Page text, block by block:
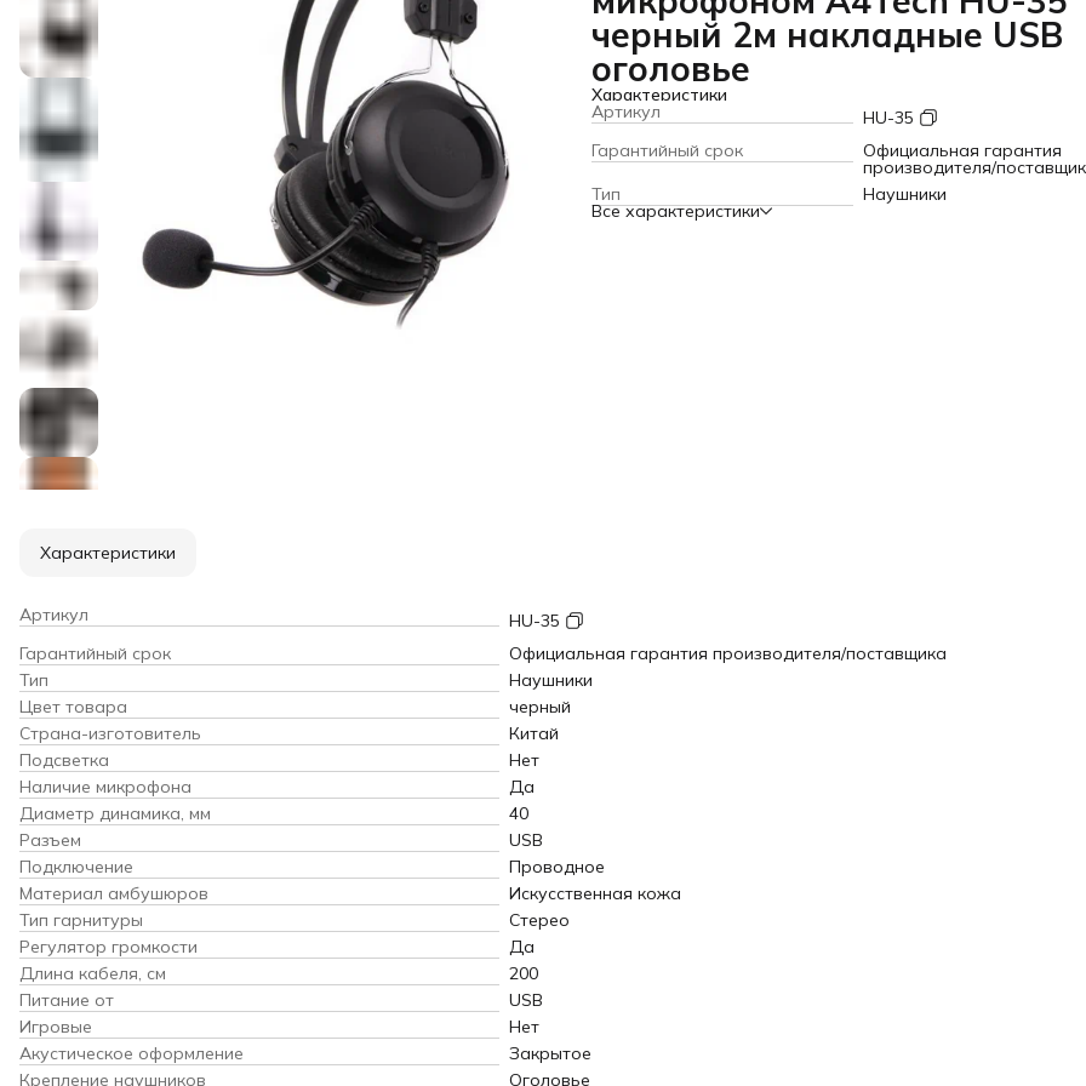
черный 2м накладные USB
оголовье
Характеристики
Артикул
HU-35
Гарантийный срок
Официальная гарантия
производителя/
Тип
Наушники
Все характеристики
Характеристики
Артикул
HU-35
Гарантийный срок
Официальная гарантия производителя/поставщика
Тип
Наушники
Цвет товара
черный
Страна-изготовитель
Китай
Подсветка
Нет
Наличие микрофона
Да
Диаметр динамика, мм
40
Разъем
USB
Подключение
Проводное
Материал амбушюров
Искусственная кожа
Тип гарнитуры
Стерео
Регулятор громкости
Да
Длина кабеля, см
200
Питание от
USB
Игровые
Нет
Акустическое оформление
Закрытое
Крепление наушников
Оголовье